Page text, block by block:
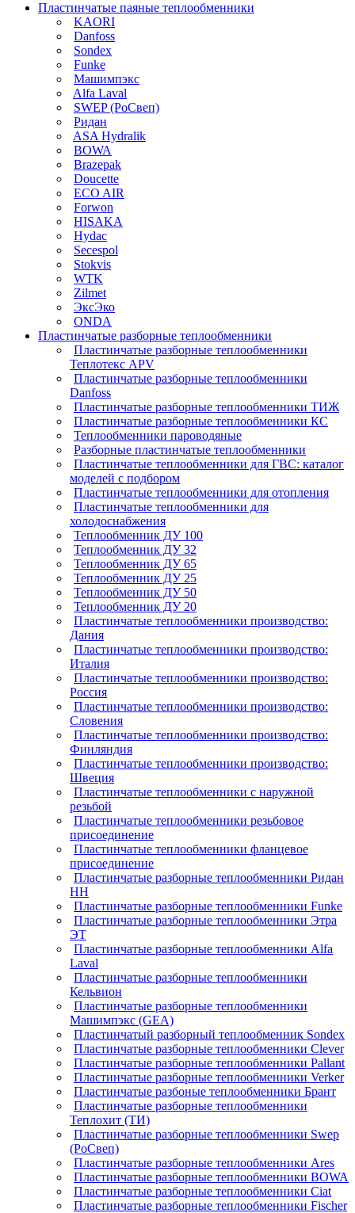
Пластинчатые паяные теплообменники
KAORI
Danfoss
Sondex
Funke
Машимпэкс
Alfa Laval
SWEP (РоСвеп)
Ридан
ASA Hydralik
BOWA
Brazepak
Doucette
ECO AIR
Forwon
HISAKA
Hydac
Secespol
Stokvis
WTK
Zilmet
ЭксЭко
ONDA
Пластинчатые разборные теплообменники
Пластинчатые разборные теплообменники
Теплотекс APV
Пластинчатые разборные теплообменники
Danfoss
Пластинчатые разборные теплообменники ТИЖ
Пластинчатые разборные теплообменники КC
Теплообменники пароводяные
Разборные пластинчатые теплообменники
Пластинчатые теплообменники для ГВС: каталог
моделей с подбором
Пластинчатые теплообменники для отопления
Пластинчатые теплообменники для
холодоснабжения
Теплообменник ДУ 100
Теплообменник ДУ 32
Теплообменник ДУ 65
Теплообменник ДУ 25
Теплообменник ДУ 50
Теплообменник ДУ 20
Пластинчатые теплообменники производство:
Дания
Пластинчатые теплообменники производство:
Италия
Пластинчатые теплообменники производство:
Россия
Пластинчатые теплообменники производство:
Словения
Пластинчатые теплообменники производство:
Финляндия
Пластинчатые теплообменники производство:
Швеция
Пластинчатые теплообменники с наружной
резьбой
Пластинчатые теплообменники резьбовое
присоединение
Пластинчатые теплообменники фланцевое
присоединение
Пластинчатые разборные теплообменники Ридан
НН
Пластинчатые разборные теплообменники Funke
Пластинчатые разборные теплообменники Этра
ЭТ
Пластинчатые разборные теплообменники Alfa
Laval
Пластинчатые разборные теплообменники
Кельвион
Пластинчатые разборные теплообменники
Машимпэкс (GEA)
Пластинчатый разборный теплообменник Sondex
Пластинчатые разборные теплообменники Clever
Пластинчатые разборные теплообменники Pallant
Пластинчатые разборные теплообменники Verker
Пластинчатые разбоные теплообменники Брант
Пластинчатые разборные теплообменники
Теплохит (ТИ)
Пластинчатые разборные теплообменники Swep
(РоСвеп)
Пластинчатые разборные теплообменники Ares
Пластинчатые разборные теплообменники BOWA
Пластинчатые разборные теплообменники Ciat
Пластинчатые разборные теплообменники Fischer